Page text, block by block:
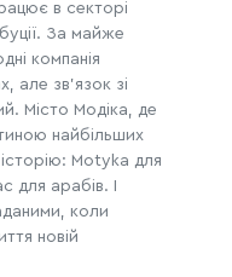
в секторі
За майже
компанія
але зв'язок зі
Місто Модіка, де
найбільших
історію: Motyka для
для арабів. І
коли
новій